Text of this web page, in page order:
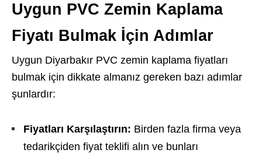
Uygun PVC Zemin Kaplama
Fiyatı Bulmak İçin Adımlar
Uygun Diyarbakır PVC zemin kaplama fiyatları
bulmak için dikkate almanız gereken bazı adımlar
şunlardır:
Fiyatları Karşılaştırın: Birden fazla firma veya
tedarikçiden fiyat teklifi alın ve bunları